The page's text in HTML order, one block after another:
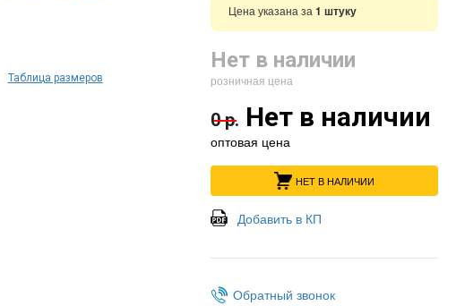
Таблица размеров
Цена указана за 1 штуку
Нет в наличии
розничная цена
0 р. Нет в наличии
оптовая цена
НЕТ В НАЛИЧИИ
Добавить в КП
Обратный звонок